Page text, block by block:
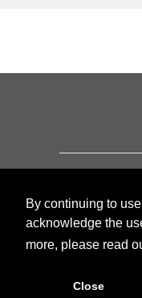
By continuing to
acknowledge the
more, please read
Close
wepro180 由 IT 業界專
最新 IT 動態、趨勢
致力提升亞太地區科技